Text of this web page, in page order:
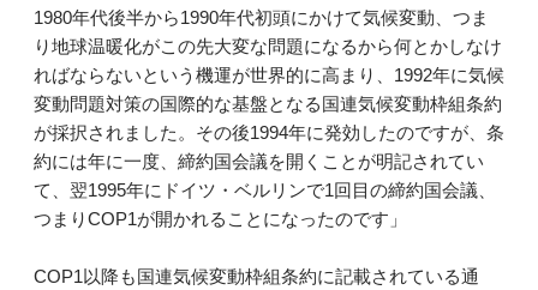
1980年代後半から1990年代初頭にかけて気候変動、つま
り地球温暖化がこの先大変な問題になるから何とかしなけ
ればならないという機運が世界的に高まり、1992年に気候
変動問題対策の国際的な基盤となる国連気候変動枠組条約
が採択されました。その後1994年に発効したのですが、条
約には年に一度、締約国会議を開くことが明記されてい
て、翌1995年にドイツ・ベルリンで1回目の締約国会議、
つまりCOP1が開かれることになったのです」
COP1以降も国連気候変動枠組条約に記載されている通